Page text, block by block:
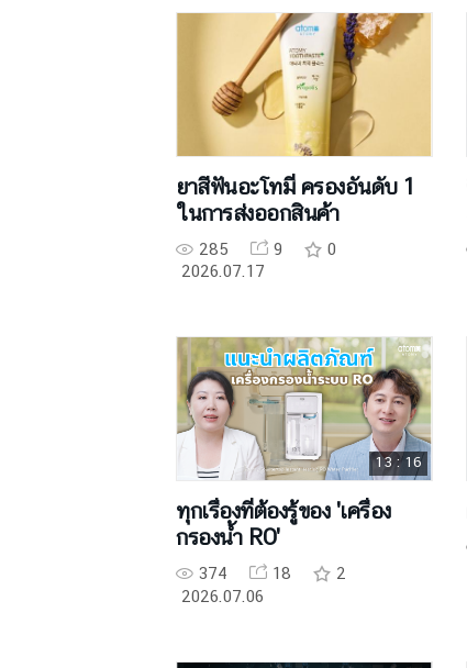
ยาสีฟันอะโทมี่ ครองอันดับ 1
ในการส่งออกสินค้า
285 9
0
2026.07.17
13 : 16
ทุกเรื่องที่ต้องรู้ของ 'เครื่อง
กรองน้ำ RO'
374 18
2
2026.07.06